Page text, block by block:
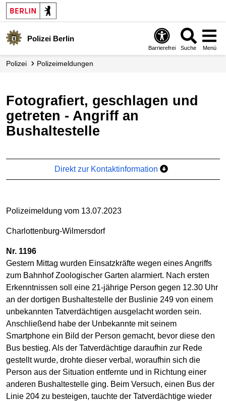
Polizei Berlin
Barrierefrei Suche Menü
Polizei Polizei­meldungen
Fotografiert, geschlagen und
getreten - Angriff an
Bushaltestelle
Direkt zur Kontaktinformation
Polizeimeldung vom 13.07.2023
Charlottenburg-Wilmersdorf
Nr. 1196
Gestern Mittag wurden Einsatzkräfte wegen eines Angriffs
zum Bahnhof Zoologischer Garten alarmiert. Nach ersten
Erkenntnissen soll eine 21-jährige Person gegen 12.30 Uhr
an der dortigen Bushaltestelle der Buslinie 249 von einem
unbekannten Tatverdächtigen ausgelacht worden sein.
Anschließend habe der Unbekannte mit seinem
Smartphone ein Bild der Person gemacht, bevor diese den
Bus bestieg. Als der Tatverdächtige daraufhin zur Rede
gestellt wurde, drohte dieser verbal, woraufhin sich die
Person aus der Situation entfernte und in Richtung einer
anderen Bushaltestelle ging. Beim Versuch, einen Bus der
Linie 204 zu besteigen, tauchte der Tatverdächtige wieder